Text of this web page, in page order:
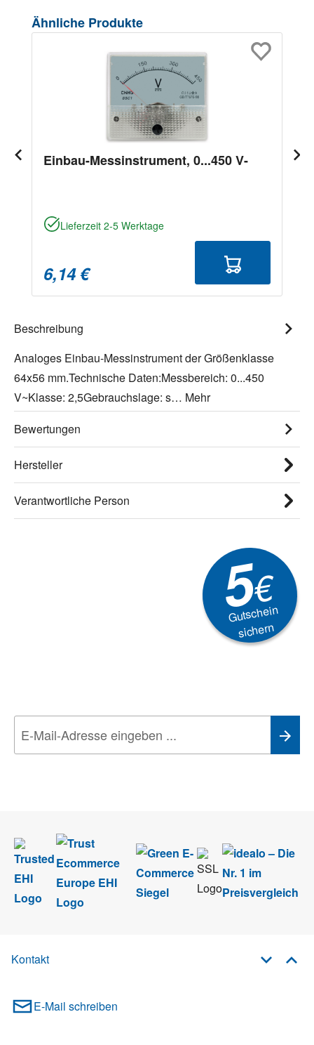
Produktgalerie überspringen
Ähnliche Produkte
Einbau-Messinstrument, 0...450 V-
Lieferzeit 2-5 Werktage
6,14 €
Beschreibung
Analoges Einbau-Messinstrument der Größenklasse
64x56 mm.Technische Daten:Messbereich: 0...450
V~Klasse: 2,5Gebrauchslage: s… Mehr
Bewertungen
Hersteller
Verantwortliche Person
5€
Gutschein
sichern
Kontakt
E-Mail schreiben